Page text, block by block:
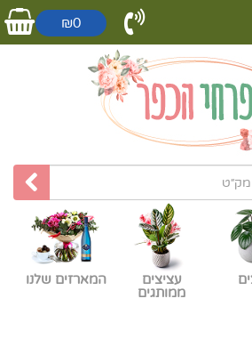
₪0
עציצים
ממותגים
המארזים שלנו